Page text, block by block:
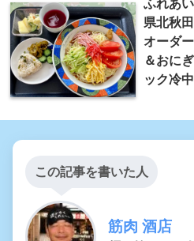
ふれあ
県北秋
オーダ
＆おに
ック冷
この記事を書いた人
筋肉 酒店